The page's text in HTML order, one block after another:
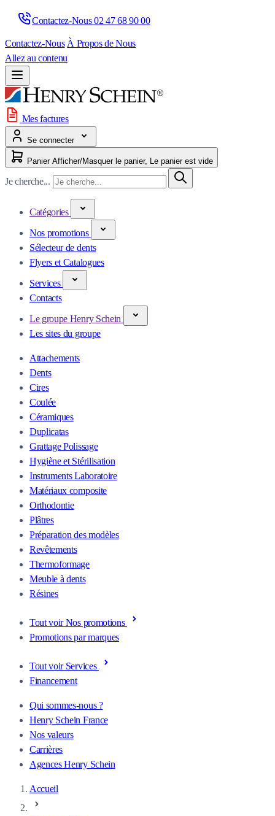
Contactez-Nous 02 47 68 90 00
Contactez-Nous À Propos de Nous
Allez au contenu
Mes factures
Se connecter
Panier Afficher/Masquer le panier, Le panier est vide
Je cherche...
Catégories
Nos promotions
Sélecteur de dents
Flyers et Catalogues
Services
Contacts
Le groupe Henry Schein
Les sites du groupe
Attachements
Dents
Cires
Coulée
Céramiques
Duplicatas
Grattage Polissage
Hygiène et Stérilisation
Instruments Laboratoire
Matériaux composite
Orthodontie
Plâtres
Préparation des modèles
Revêtements
Thermoformage
Meuble à dents
Résines
Tout voir Nos promotions
Promotions par marques
Tout voir Services
Financement
Qui sommes-nous ?
Henry Schein France
Nos valeurs
Carrières
Agences Henry Schein
Accueil